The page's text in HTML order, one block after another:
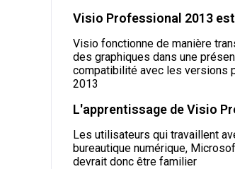
Visio Professional 2013
Visio fonctionne de manière
des graphiques dans une
compatibilité avec les versions
2013
L'apprentissage de Visio
Les utilisateurs qui travaillent
bureautique numérique,
devrait donc être familier